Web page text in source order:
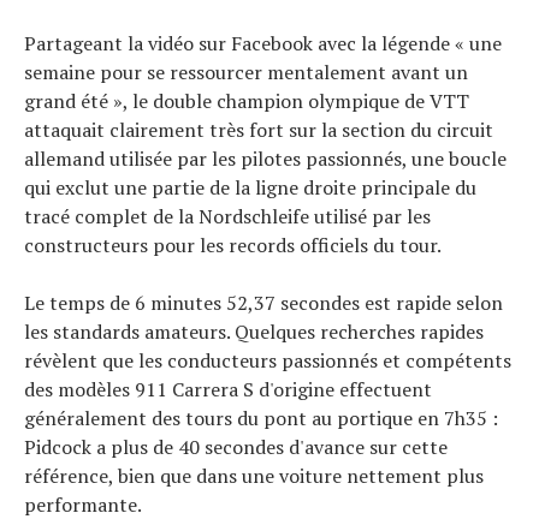
Partageant la vidéo sur Facebook avec la légende « une
semaine pour se ressourcer mentalement avant un
grand été », le double champion olympique de VTT
attaquait clairement très fort sur la section du circuit
allemand utilisée par les pilotes passionnés, une boucle
qui exclut une partie de la ligne droite principale du
tracé complet de la Nordschleife utilisé par les
constructeurs pour les records officiels du tour.
Le temps de 6 minutes 52,37 secondes est rapide selon
les standards amateurs. Quelques recherches rapides
révèlent que les conducteurs passionnés et compétents
des modèles 911 Carrera S d'origine effectuent
généralement des tours du pont au portique en 7h35 :
Pidcock a plus de 40 secondes d'avance sur cette
référence, bien que dans une voiture nettement plus
performante.